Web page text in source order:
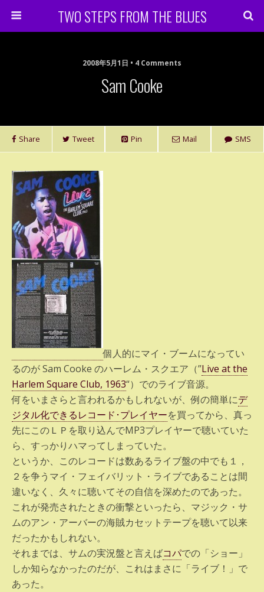
TWO STEPS FROM THE BLUES
2008年5月1日 • 4 Comments
Sam Cooke
Share Tweet Pin Mail SMS
個人的にマイ・ブームになってい
るのが Sam Cooke のハーレム・スクエア（”Live at the
Harlem Square Club, 1963“）でのライブ音源。
何をいまさらと言われるかもしれないが、例の簡単にデ
ジタル化できるレコード･プレイヤーを買ってから、真っ
先にこのＬＰを取り込んでMP3プレイヤーで聴いていた
ら、すっかりハマってしまっていた。
というか、このレコードは数あるライブ盤の中でも１，
２を争うマイ・フェイバリット・ライブであることは間
違いなく、久々に聴いてその自信を深めたのであった。
これが発売されたときの衝撃といったら、マジック・サ
ムのアン・アーバーの海賊カセットテープを聴いて以来
だったかもしれない。
それまでは、サムの実況盤と言えばコパでの「ショー」
しか知らなかったのだが、これはまさに「ライブ！」で
あった。